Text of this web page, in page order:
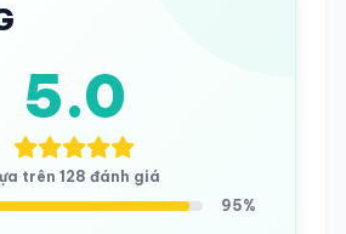
5.0
trên 128 đánh giá
95%